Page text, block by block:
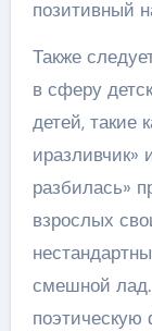
позитивный
Также
в сферу
детей, такие
иразливчик»
разбилась»
взрослых
смешной
поэтическую